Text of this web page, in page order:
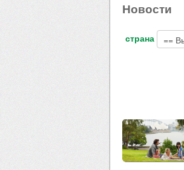
Новости
страна